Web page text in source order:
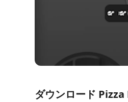
ダウンロード Pizza